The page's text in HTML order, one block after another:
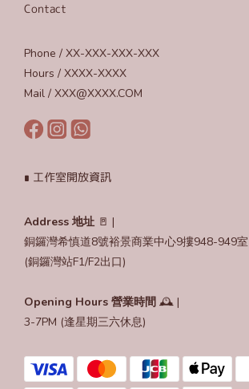
Contact
Phone / XX-XXX-XXX-XXX
Hours / XXXX-XXXX
Mail / XXX@XXXX.COM
∎ 工作室開放資訊
Address 地址 🚪 |
銅鑼灣希慎道8號裕景商業中心9摟948-949室
(銅鑼灣站F1/F2出口)
Opening Hours 營業時間 🕰️ |
3-7PM (逢星期三六休息)